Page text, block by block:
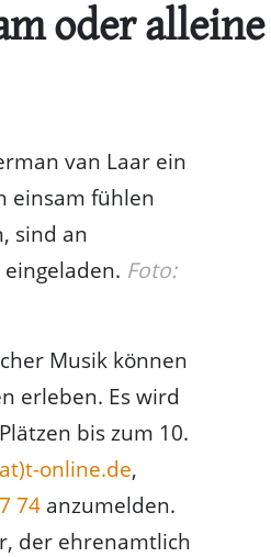
oder
van Laar ein
einsam fühlen
sind an
Foto:
Musik können
erleben. Es wird
bis zum 10.
online.de,
74 anzumelden.
der ehrenamtlich